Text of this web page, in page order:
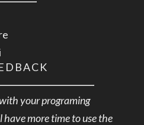
your programing
more time to use the